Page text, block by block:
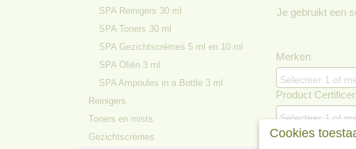
SPA Reinigers 30 ml
SPA Toners 30 ml
SPA Gezichtscrèmes 5 ml en 10 ml
SPA Oliën 3 ml
SPA Ampoules in a Bottle 3 ml
Reinigers
Toners en mists
Gezichtscrèmes
Je gebruikt een
Merken
Selecteer 1 of
Product
Selecteer 1 of
Cookies